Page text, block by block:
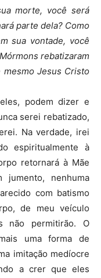
morte, você será
parte dela? Como
sua vontade, você
rebatizaram
mesmo Jesus Cristo
podem dizer e
serei rebatizado,
Na verdade, irei
espiritualmente à
retornará à Mãe
jumento, nenhuma
com batismo
de meu veículo
não permitirão. O
uma forma de
imitação medíocre
a crer que eles